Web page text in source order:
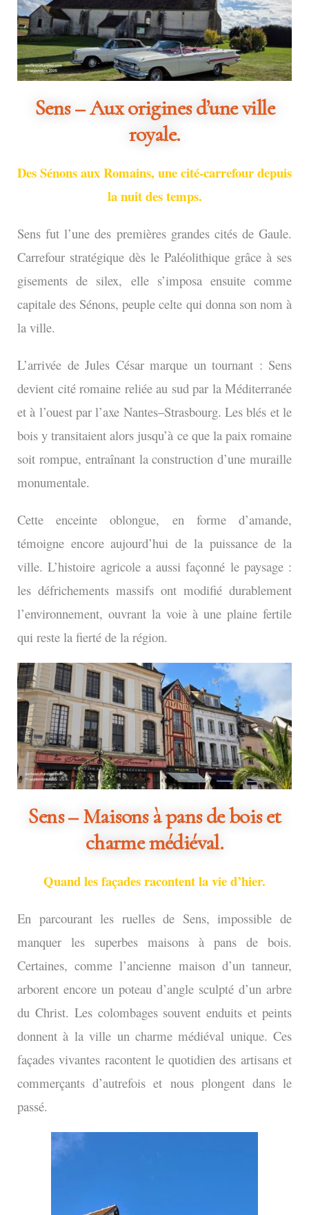
Sens – Aux origines d’une ville
royale.
Des Sénons aux Romains, une cité-carrefour depuis
la nuit des temps.
Sens fut l’une des premières grandes cités de Gaule.
Carrefour stratégique dès le Paléolithique grâce à ses
gisements de silex, elle s’imposa ensuite comme
capitale des Sénons, peuple celte qui donna son nom à
la ville.
L’arrivée de Jules César marque un tournant : Sens
devient cité romaine reliée au sud par la Méditerranée
et à l’ouest par l’axe Nantes–Strasbourg. Les blés et le
bois y transitaient alors jusqu’à ce que la paix romaine
soit rompue, entraînant la construction d’une muraille
monumentale.
Cette enceinte oblongue, en forme d’amande,
témoigne encore aujourd’hui de la puissance de la
ville. L’histoire agricole a aussi façonné le paysage :
les défrichements massifs ont modifié durablement
l’environnement, ouvrant la voie à une plaine fertile
qui reste la fierté de la région.
Sens – Maisons à pans de bois et
charme médiéval.
Quand les façades racontent la vie d’hier.
En parcourant les ruelles de Sens, impossible de
manquer les superbes maisons à pans de bois.
Certaines, comme l’ancienne maison d’un tanneur,
arborent encore un poteau d’angle sculpté d’un arbre
du Christ. Les colombages souvent enduits et peints
donnent à la ville un charme médiéval unique. Ces
façades vivantes racontent le quotidien des artisans et
commerçants d’autrefois et nous plongent dans le
passé.